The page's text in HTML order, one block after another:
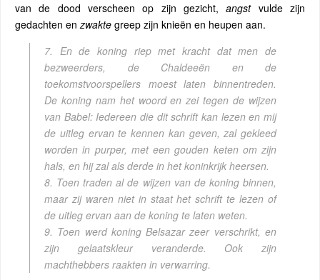
van de dood verscheen op zijn gezicht,angstvulde zijn
gedachten enzwakte greep zijn knieën en heupen aan.
7. En de koning riep met kracht dat men de
bezweerders, de Chaldeeën en de
toekomstvoorspellers moest laten binnentreden.
De koning nam het woord en zei tegen de wijzen
van Babel: Iedereen die dit schrift kan lezen en mij
de uitleg ervan te kennen kan geven, zal gekleed
worden in purper, met een gouden keten om zijn
hals, en hij zal als derde in het koninkrijk heersen.
8. Toen traden al de wijzen van de koning binnen,
maar zij waren niet in staat het schrift te lezen of
de uitleg ervan aan de koning te laten weten.
9. Toen werd koning Belsazar zeer verschrikt, en
zijn gelaatskleur veranderde. Ook zijn
machthebbers raakten in verwarring.